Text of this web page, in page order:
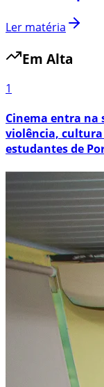
Ler matéria
Em Alta
1
Cinema entra na
violência,
estudantes de